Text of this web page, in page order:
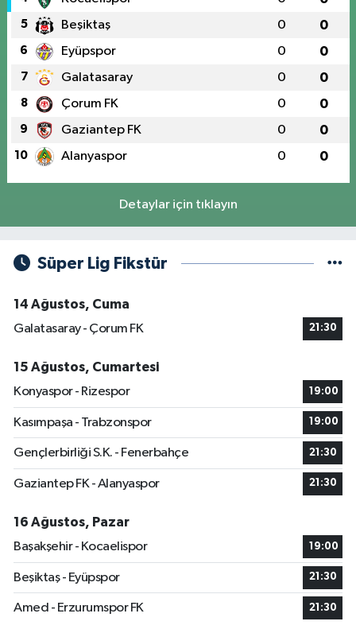
5 Beşiktaş 0 0
6 Eyüpspor 0 0
7 Galatasaray 0 0
8 Çorum FK 0 0
9 Gaziantep FK 0 0
10 Alanyaspor 0 0
Detaylar için tıklayın
Süper Lig Fikstür
14 Ağustos, Cuma
Galatasaray - Çorum FK
21:30
15 Ağustos, Cumartesi
Konyaspor - Rizespor
19:00
Kasımpaşa - Trabzonspor 19:00
Gençlerbirliği S.K. - Fenerbahçe 21:30
Gaziantep FK - Alanyaspor 21:30
16 Ağustos, Pazar
Başakşehir - Kocaelispor
19:00
Beşiktaş - Eyüpspor 21:30
Amed - Erzurumspor FK 21:30